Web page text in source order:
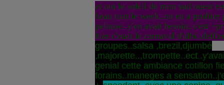
et oui le soleil de mon sud ouest
beau tout le week..on en a profiter
pelouse..y'en avait besoin..c'est
hier c'etait le carnaval
groupes..salsa ,brezil,djumbé
genial cette ambiance cotillon
forains..maneges a